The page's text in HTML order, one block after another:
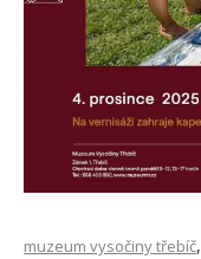
muzeum vysočiny třebíč,